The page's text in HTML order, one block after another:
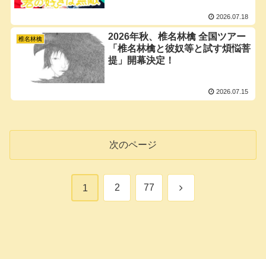
2026.07.18
椎名林檎
2026年秋、椎名林檎 全国ツアー
「椎名林檎と彼奴等と試す煩悩菩
提」開幕決定！
2026.07.15
次のページ
1 2 77 次